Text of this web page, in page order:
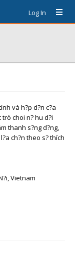
Log In
và h?p d?n c?a
trò choi n? hu d?i
thanh s?ng d?ng,
ch?n theo s? thích
Vietnam